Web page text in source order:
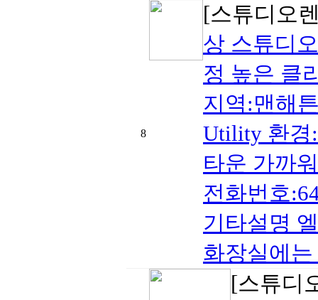
8
[스튜디오
상 스튜디
정 높은 클
지역:맨해
Utility 환경
타운 가까
전화번호
기타설명
화장실에
[스튜디